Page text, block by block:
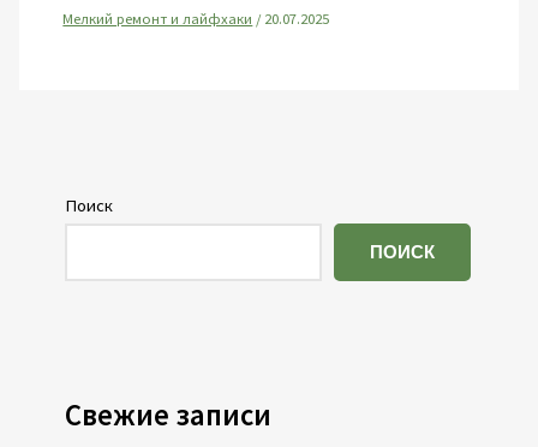
Мелкий ремонт и лайфхаки /20.07.2025
Поиск
ПОИСК
Свежие записи